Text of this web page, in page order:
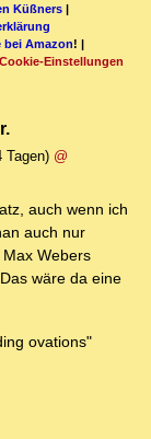
Küßners |
bei Amazon! |
Cookie-Einstellungen
Tagen) @
auch wenn ich
auch nur
Webers
wäre da eine
ovations"